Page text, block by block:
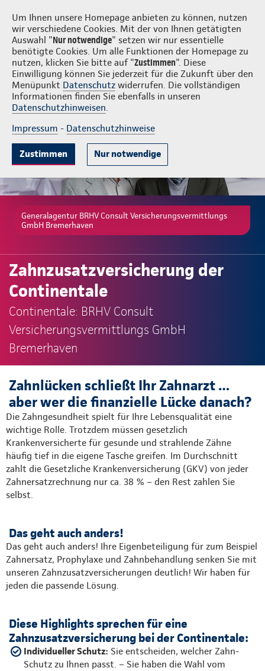
Um Ihnen unsere Homepage anbieten zu können, nutzen
wir verschiedene Cookies. Mit der von Ihnen getätigten
Auswahl "Nur notwendige" setzen wir nur essentielle
benötigte Cookies. Um alle Funktionen der Homepage zu
nutzen, klicken Sie bitte auf "Zustimmen". Diese
Einwilligung können Sie jederzeit für die Zukunft über den
Menüpunkt Datenschutz widerrufen. Die vollständigen
Informationen finden Sie ebenfalls in unseren
Datenschutzhinweisen.
Impressum - Datenschutzhinweise
Zustimmen Nur notwendige
BRHV Consult Versicherungsvermittlungs GmbH Bremerhaven
Gute Gründe Tarife & Leistungen Wissenswertes Beratung &
Generalagentur BRHV Consult Versicherungsvermittlungs
GmbH Bremerhaven
Zahnzusatzversicherung der
Continentale
Continentale: BRHV Consult
Versicherungsvermittlungs GmbH
Bremerhaven
Zahnlücken schließt Ihr Zahnarzt …
aber wer die finanzielle Lücke danach?
Die Zahngesundheit spielt für Ihre Lebensqualität eine
wichtige Rolle. Trotzdem müssen gesetzlich
Krankenversicherte für gesunde und strahlende Zähne
häufig tief in die eigene Tasche greifen. Im Durchschnitt
zahlt die Gesetzliche Krankenversicherung (GKV) von jeder
Zahnersatzrechnung nur ca. 38 % – den Rest zahlen Sie
selbst.​
Das geht auch anders!
Das geht auch anders! Ihre Eigenbeteiligung für zum Beispiel
Zahnersatz, Prophylaxe und Zahnbehandlung senken Sie mit
unseren Zahnzusatzversicherungen deutlich! Wir haben für
jeden die passende Lösung.
Diese Highlights sprechen für eine
Zahnzusatzversicherung bei der Continentale:
Individueller Schutz: Sie entscheiden, welcher Zahn-
Schutz zu Ihnen passt. – Sie haben die Wahl vom